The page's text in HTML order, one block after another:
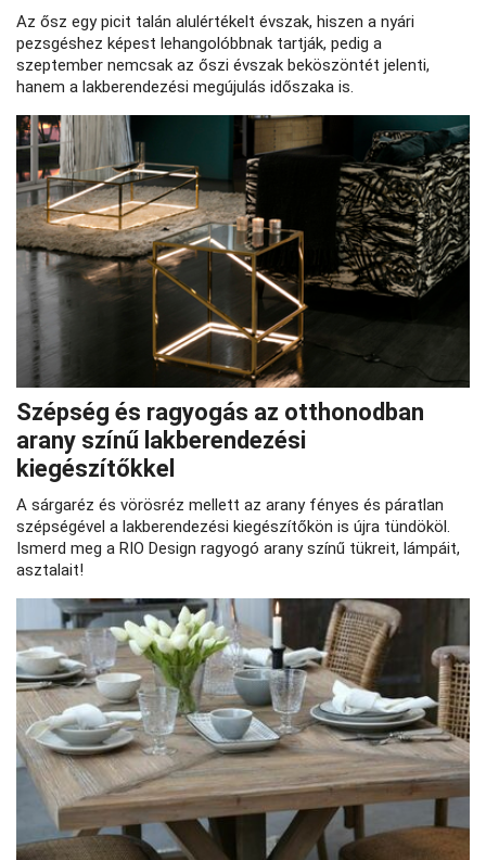
Az ősz egy picit talán alulértékelt évszak, hiszen a nyári
pezsgéshez képest lehangolóbbnak tartják, pedig a
szeptember nemcsak az őszi évszak beköszöntét jelenti,
hanem a lakberendezési megújulás időszaka is.
Szépség és ragyogás az otthonodban
arany színű lakberendezési
kiegészítőkkel
A sárgaréz és vörösréz mellett az arany fényes és páratlan
szépségével a lakberendezési kiegészítőkön is újra tündököl.
Ismerd meg a RIO Design ragyogó arany színű tükreit, lámpáit,
asztalait!